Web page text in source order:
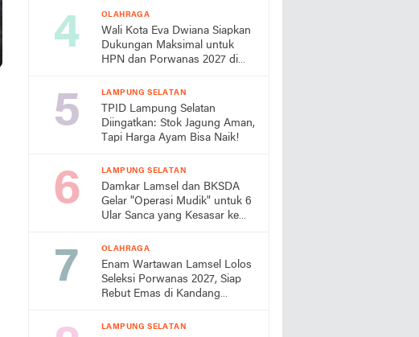
OLAHRAGA
Wali Kota Eva Dwiana Siapkan
Dukungan Maksimal untuk
HPN dan Porwanas 2027 di
LAMPUNG SELATAN
TPID Lampung Selatan
Diingatkan: Stok Jagung Aman,
Tapi Harga Ayam Bisa Naik!
LAMPUNG SELATAN
Damkar Lamsel dan BKSDA
Gelar "Operasi Mudik" untuk 6
Ular Sanca yang Kesasar ke
OLAHRAGA
Enam Wartawan Lamsel Lolos
Seleksi Porwanas 2027, Siap
Rebut Emas di Kandang
LAMPUNG SELATAN